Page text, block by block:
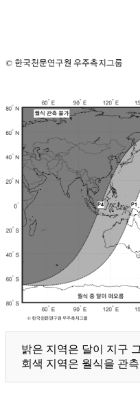
밝은 지역은 달이 지구
회색 지역은 월식을 관